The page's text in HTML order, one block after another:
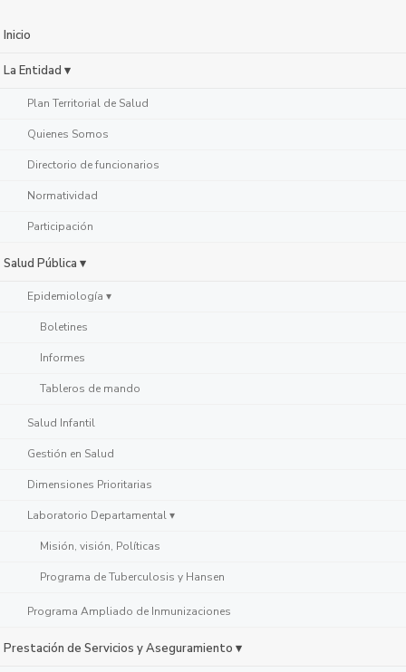
Inicio
La Entidad ▾
Plan Territorial de Salud
Quienes Somos
Directorio de funcionarios
Normatividad
Participación
Salud Pública ▾
Epidemiología ▾
Boletines
Informes
Tableros de mando
Salud Infantil
Gestión en Salud
Dimensiones Prioritarias
Laboratorio Departamental ▾
Misión, visión, Políticas
Programa de Tuberculosis y Hansen
Programa Ampliado de Inmunizaciones
Prestación de Servicios y Aseguramiento ▾